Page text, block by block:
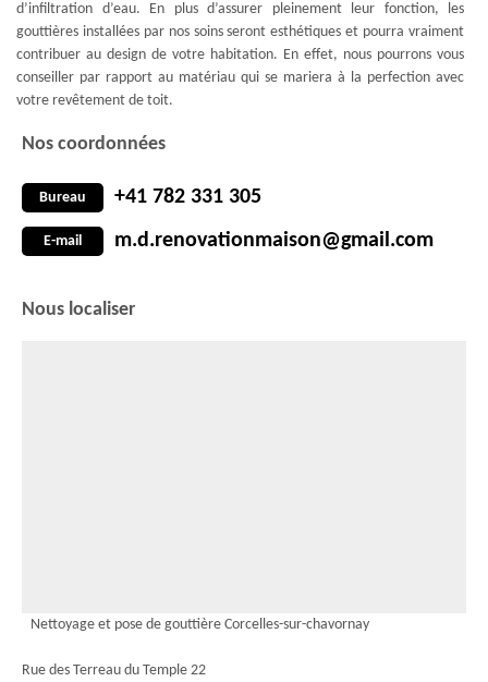
d’infiltration d’eau. En plus d’assurer pleinement leur fonction, les
gouttières installées par nos soins seront esthétiques et pourra vraiment
contribuer au design de votre habitation. En effet, nous pourrons vous
conseiller par rapport au matériau qui se mariera à la perfection avec
votre revêtement de toit.
Nos coordonnées
Bureau +41 782 331 305
E-mail m.d.renovationmaison@gmail.com
Nous localiser
Nettoyage et pose de gouttière Corcelles-sur-chavornay
Rue des Terreau du Temple 22